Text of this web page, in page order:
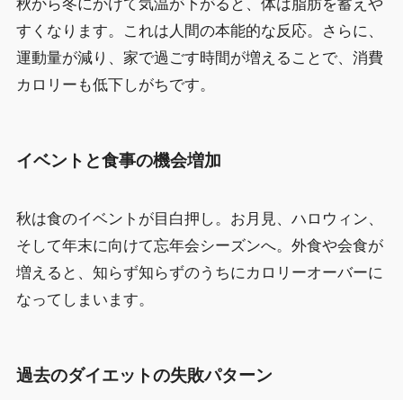
秋から冬にかけて気温が下がると、体は脂肪を蓄えや
すくなります。これは人間の本能的な反応。さらに、
運動量が減り、家で過ごす時間が増えることで、消費
カロリーも低下しがちです。
イベントと食事の機会増加
秋は食のイベントが目白押し。お月見、ハロウィン、
そして年末に向けて忘年会シーズンへ。外食や会食が
増えると、知らず知らずのうちにカロリーオーバーに
なってしまいます。
過去のダイエットの失敗パターン